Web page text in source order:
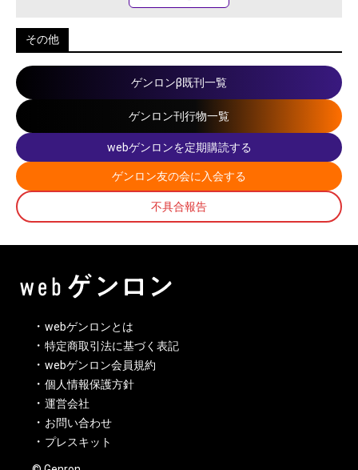
その他
ゲンロンβ既刊一覧
ゲンロン刊行物一覧
webゲンロンを定期購読する
ゲンロン友の会に入会する
不具合報告
webゲンロンとは
特定商取引法に基づく表記
webゲンロン会員規約
個人情報保護方針
運営会社
お問い合わせ
プレスキット